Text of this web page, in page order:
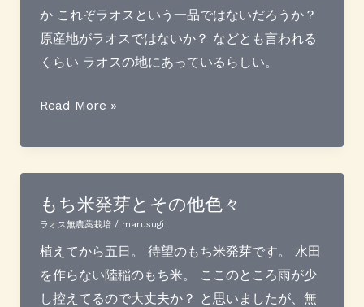
の
ヒ
ビ
れ
改
善
し
ま
し
た
か これぞラオスという一品ではないだろうか？
原産地がラオスではないか？ などとも言われる
くらい ラオスの地にあっているらしい。
生
天
日
干
し
Read More »
もち米発芽とその他色々
ラオス無農薬栽培/ marusugi
植えてから五日。 待望のもち米発芽です。 水田
を作らない陸稲のもち米。 ここのところ雨が少
し控えてるので大丈夫か？ と思いましたが、無